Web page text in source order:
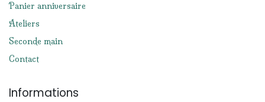
Panier anniversaire
Ateliers
Seconde main
Contact
Informations